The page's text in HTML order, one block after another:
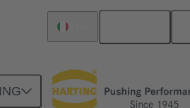
madre-scheda figlia 09 02 764 6825